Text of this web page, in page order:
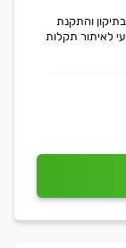
והתקנת
לאיתור תקלות